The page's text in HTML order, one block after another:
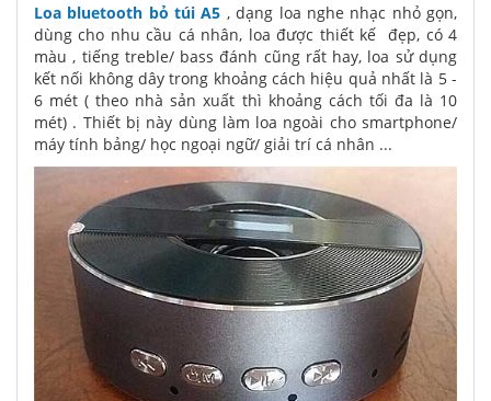
Loa bluetooth bỏ túi A5 , dạng loa nghe nhạc nhỏ gọn,
dùng cho nhu cầu cá nhân, loa được thiết kế đẹp, có 4
màu , tiếng treble/ bass đánh cũng rất hay, loa sử dụng
kết nối không dây trong khoảng cách hiệu quả nhất là 5 -
6 mét ( theo nhà sản xuất thì khoảng cách tối đa là 10
mét) . Thiết bị này dùng làm loa ngoài cho smartphone/
máy tính bảng/ học ngoại ngữ/ giải trí cá nhân ...